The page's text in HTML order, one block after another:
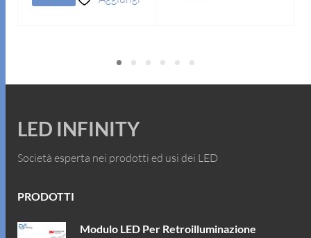
LED INFINITY
Società esperta nei prodotti ed usi dei LED
PRODOTTI
Modulo LED Per Retroilluminazione